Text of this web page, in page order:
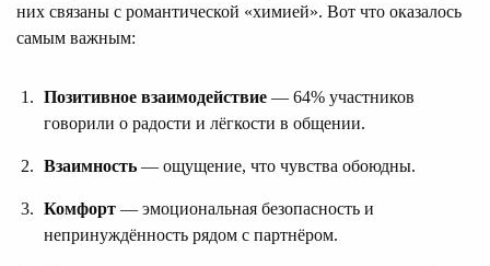
них связаны с романтической «химией». Вот что оказалось
самым важным:
Позитивное взаимодействие — 64% участников
говорили о радости и лёгкости в общении.
Взаимность — ощущение, что чувства обоюдны.
Комфорт — эмоциональная безопасность и
непринуждённость рядом с партнёром.